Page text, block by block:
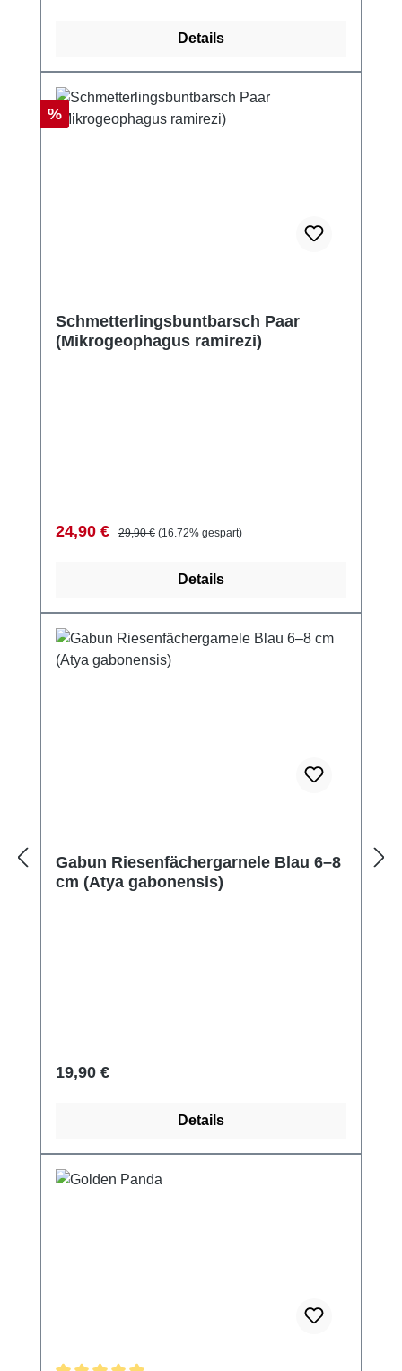
Details
Rabatt
%
Schmetterlingsbuntbarsch Paar
(Mikrogeophagus ramirezi)
Verkaufspreis:
24,90 € Regulärer Preis:
29,90 € (16.72% gespart)
Details
Gabun Riesenfächergarnele Blau 6–8
cm (Atya gabonensis)
Regulärer Preis:
19,90 €
Details